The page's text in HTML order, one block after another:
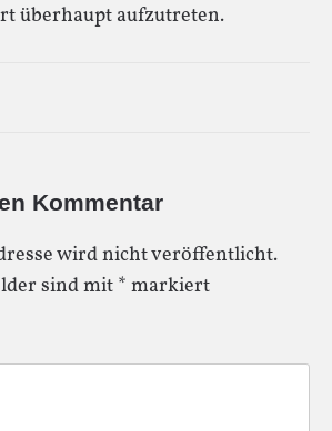
überhaupt aufzutreten.
Kommentar
wird nicht veröffentlicht.
sind mit * markiert